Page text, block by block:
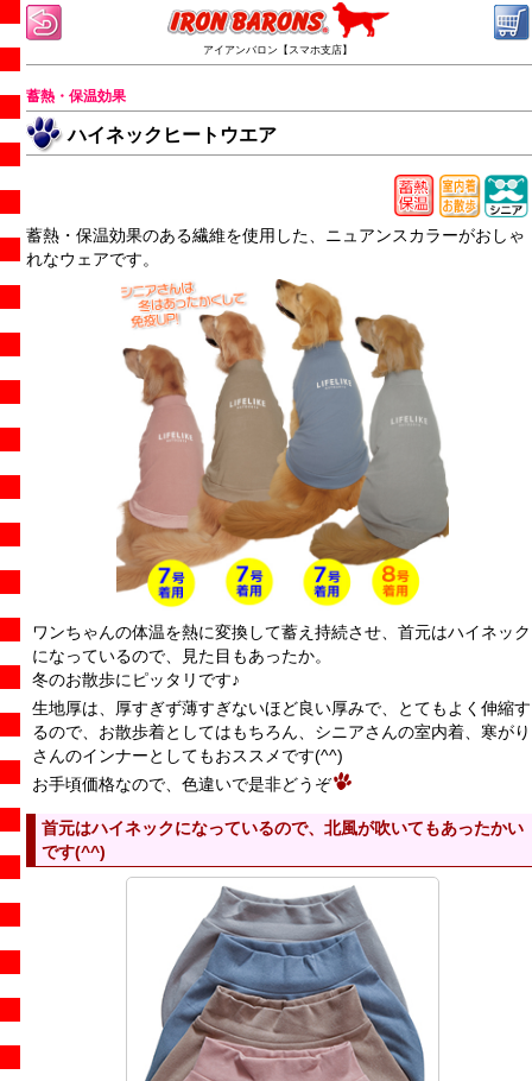
アイアンバロン【スマホ支店】
蓄熱・保温効果
ハイネックヒートウエア
蓄熱・保温効果のある繊維を使用した、ニュアンスカラーがおしゃ
れなウェアです。
ワンちゃんの体温を熱に変換して蓄え持続させ、首元はハイネック
になっているので、見た目もあったか。
冬のお散歩にピッタリです♪
生地厚は、厚すぎず薄すぎないほど良い厚みで、とてもよく伸縮す
るので、お散歩着としてはもちろん、シニアさんの室内着、寒がり
さんのインナーとしてもおススメです(^^)
お手頃価格なので、色違いで是非どうぞ
首元はハイネックになっているので、北風が吹いてもあったかい
です(^^)